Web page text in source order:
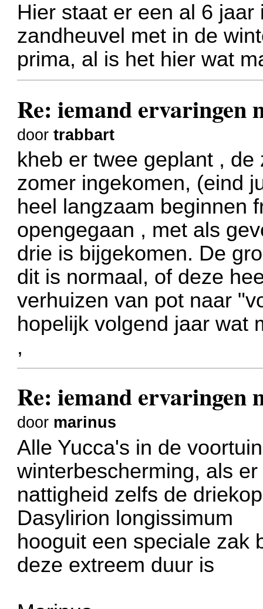
Hier staat er een al 6
zandheuvel met in de
prima, al is het hier wat
Re: iemand ervaringen
doortrabbart
kheb er twee geplant ,
zomer ingekomen, (eind
heel langzaam beginnen
opengegaan , met als
drie is bijgekomen. De
dit is normaal, of deze
verhuizen van pot naar
hopelijk volgend jaar wat
,
Re: iemand ervaringen
door marinus
Alle Yucca's in de
winterbescherming, als
nattigheid zelfs de
Dasylirion longissimum
hooguit een speciale zak
deze extreem duur is